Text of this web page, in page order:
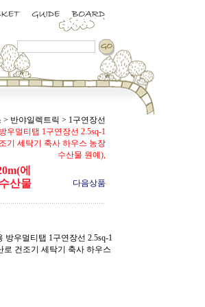
> 반야일렉트릭 > 1구연장선
우멀티탭 1구연장선 2.5sq-1
기 세탁기 축사 하우스 농장
수산물 원예),
에
산물
다음상품
방우멀티탭 1구연장선 2.5sq-1
로 건조기 세탁기 축사 하우스